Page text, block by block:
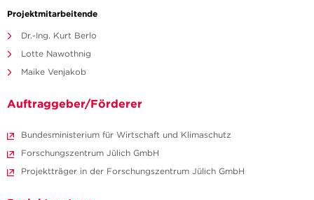
Projektmitarbeitende
Dr.-Ing. Kurt Berlo
Lotte Nawothnig
Maike Venjakob
Auftraggeber/Förderer
Bundesministerium für Wirtschaft und Klimaschutz
Forschungszentrum Jülich GmbH
Projektträger in der Forschungszentrum Jülich GmbH